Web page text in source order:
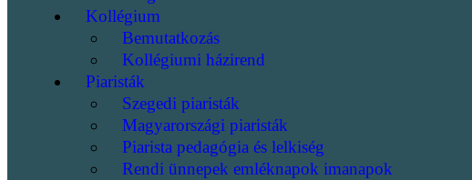
Kollégium
Bemutatkozás
Kollégiumi házirend
Piaristák
Szegedi piaristák
Magyarországi piaristák
Piarista pedagógia és lelkiség
Rendi ünnepek emléknapok imanapok